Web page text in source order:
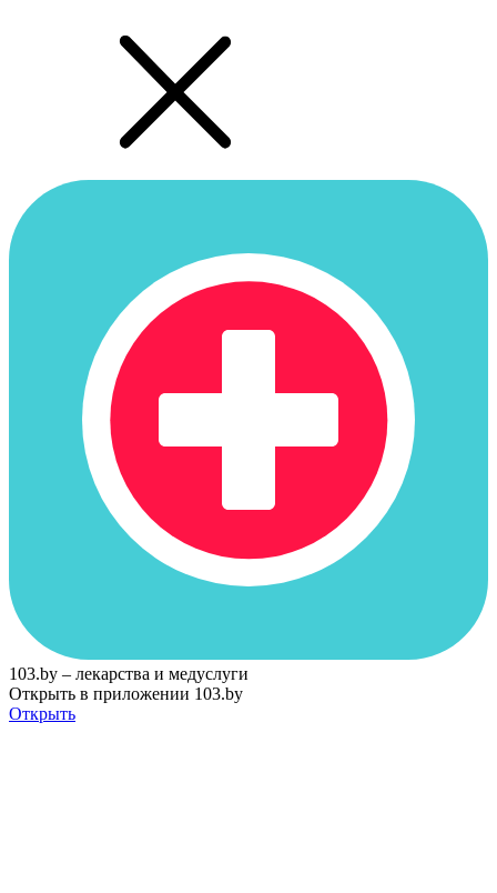
103.by – лекарства и медуслуги
Открыть в приложении 103.by
Открыть